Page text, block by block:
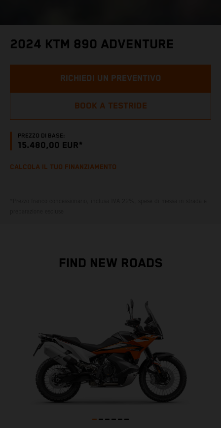
2024 KTM 890 ADVENTURE
PREZZO DI BASE:
15.480,00 EUR*
RICHIEDI UN PREVENTIVO
BOOK A TESTRIDE
CALCOLA IL TUO FINANZIAMENTO
FIND NEW ROADS